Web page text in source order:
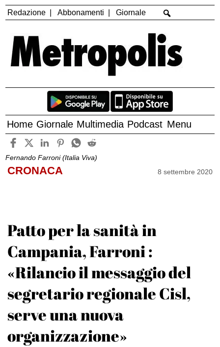
Redazione Abbonamenti Giornale
Home Giornale Multimedia Podcast Menu
Fernando Farroni (Italia Viva)
CRONACA 8 settembre 2020
Patto per la sanità in
Campania, Farroni :
«Rilancio il messaggio del
segretario regionale Cisl,
serve una nuova
organizzazione»